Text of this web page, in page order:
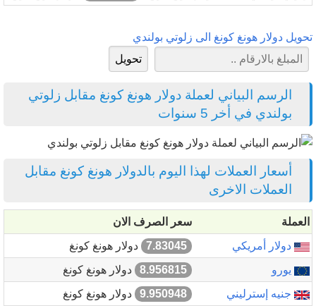
تحويل دولار هونغ كونغ الى زلوتي بولندي
الرسم البياني لعملة دولار هونغ كونغ مقابل زلوتي
بولندي في أخر 5 سنوات
أسعار العملات لهذا اليوم بالدولار هونغ كونغ مقابل
العملات الاخرى
العملة
سعر الصرف الان
دولار أمريكي
7.83045
دولار هونغ كونغ
يورو
8.956815
دولار هونغ كونغ
جنيه إسترليني
9.950948
دولار هونغ كونغ